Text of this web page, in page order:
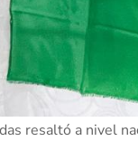
resaltó a nivel